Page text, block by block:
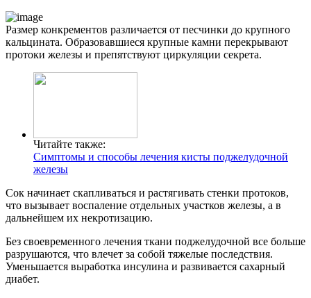
Размер конкрементов различается от песчинки до крупного
кальцината. Образовавшиеся крупные камни перекрывают
протоки железы и препятствуют циркуляции секрета.
Читайте также:
Симптомы и способы лечения кисты поджелудочной
железы
Сок начинает скапливаться и растягивать стенки протоков,
что вызывает воспаление отдельных участков железы, а в
дальнейшем их некротизацию.
Без своевременного лечения ткани поджелудочной все больше
разрушаются, что влечет за собой тяжелые последствия.
Уменьшается выработка инсулина и развивается сахарный
диабет.